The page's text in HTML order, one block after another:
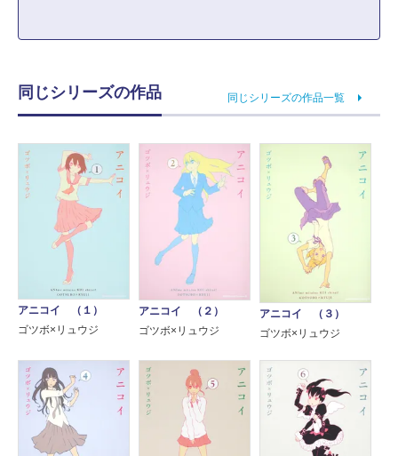
同じシリーズの作品 同じシリーズの作品一覧
アニコイ （１）
ゴツボ×リュウジ
アニコイ （２）
ゴツボ×リュウジ
アニコイ （３）
ゴツボ×リュウジ